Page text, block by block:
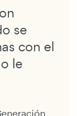
se
con el
le